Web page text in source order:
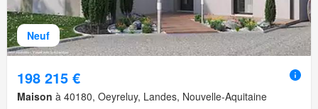
Neuf
198 215 €
Maison à 40180, Oeyreluy, Landes, Nouvelle-Aquitaine